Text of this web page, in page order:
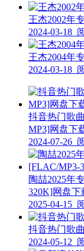
王杰2002年
2024-03-18
王杰2004年
2024-03-18
抖音热门歌
MP3]网盘下
2024-07-26
陶喆2025年
320K]网盘下
2025-04-15
抖音热门歌
2024-05-12